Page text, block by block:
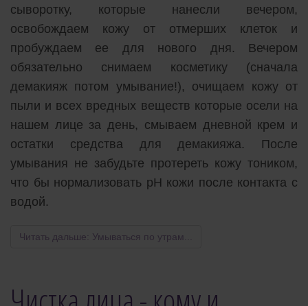
сыворотку, которые нанесли вечером,
освобождаем кожу от отмерших клеток и
пробуждаем ее для нового дня. Вечером
обязательно снимаем косметику (сначала
демакияж потом умывание!), очищаем кожу от
пыли и всех вредных веществ которые осели на
нашем лице за день, смываем дневной крем и
остатки средства для демакияжа. После
умывания не забудьте протереть кожу тоником,
что бы нормализовать рН кожи после контакта с
водой.
Читать дальше: Умываться по утрам...